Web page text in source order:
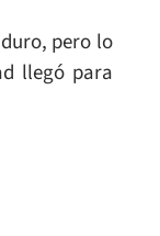
pero lo
llegó para